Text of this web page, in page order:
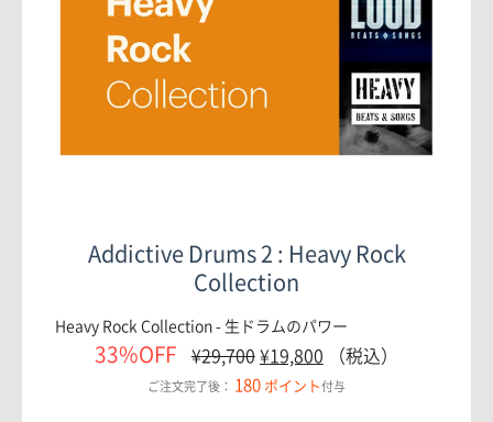
Addictive Drums 2 : Heavy Rock
Collection
Heavy Rock Collection - 生ドラムのパワー
33%OFF ¥29,700¥19,800 （税込）
ご注文完了後： 180 ポイント付与